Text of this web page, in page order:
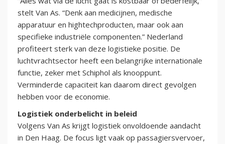
stelt Van As. “Denk aan medicijnen, medische
apparatuur en hightechproducten, maar ook aan
specifieke industriële componenten.” Nederland
profiteert sterk van deze logistieke positie. De
luchtvrachtsector heeft een belangrijke internationale
functie, zeker met Schiphol als knooppunt.
Verminderde capaciteit kan daarom direct gevolgen
hebben voor de economie.
Logistiek onderbelicht in beleid
Volgens Van As krijgt logistiek onvoldoende aandacht
in Den Haag. De focus ligt vaak op passagiersvervoer,